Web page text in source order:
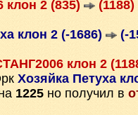
2 (835) (1188)
клон 2 (-1686)
(-
клон 2
Хозяйка Петуха
1225 но получил в